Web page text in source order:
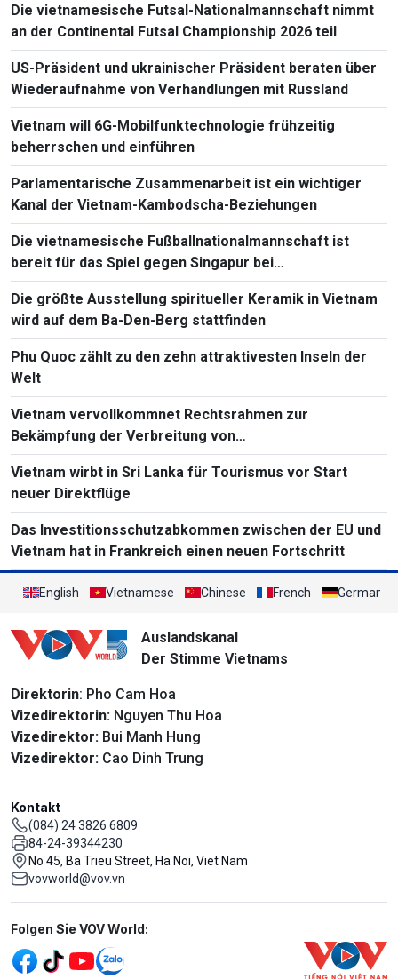
Die vietnamesische Futsal-Nationalmannschaft nimmt
an der Continental Futsal Championship 2026 teil
US-Präsident und ukrainischer Präsident beraten über
Wiederaufnahme von Verhandlungen mit Russland
Vietnam will 6G-Mobilfunktechnologie frühzeitig
beherrschen und einführen
Parlamentarische Zusammenarbeit ist ein wichtiger
Kanal der Vietnam-Kambodscha-Beziehungen
Die vietnamesische Fußballnationalmannschaft ist
bereit für das Spiel gegen Singapur bei
Südostasienmeisterschaft 2026
Die größte Ausstellung spiritueller Keramik in Vietnam
wird auf dem Ba-Den-Berg stattfinden
Phu Quoc zählt zu den zehn attraktivesten Inseln der
Welt
Vietnam vervollkommnet Rechtsrahmen zur
Bekämpfung der Verbreitung von
Massenvernichtungswaffen
Vietnam wirbt in Sri Lanka für Tourismus vor Start
neuer Direktflüge
Das Investitionsschutzabkommen zwischen der EU und
Vietnam hat in Frankreich einen neuen Fortschritt
English Vietnamese Chinese French German
Auslandskanal
Der Stimme Vietnams
Direktorin: Pho Cam Hoa
Vizedirektorin: Nguyen Thu Hoa
Vizedirektor: Bui Manh Hung
Vizedirektor: Cao Dinh Trung
Kontakt
(084) 24 3826 6809
84-24-39344230
No 45, Ba Trieu Street, Ha Noi, Viet Nam
vovworld@vov.vn
Mạng xã hội
Folgen Sie VOV World: